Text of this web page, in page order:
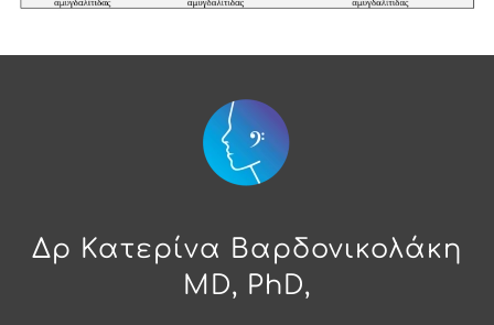
Δρ Κατερίνα Βαρδονικολάκη
MD, PhD,